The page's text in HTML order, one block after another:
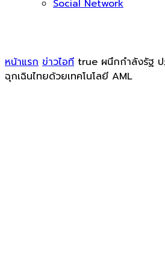
Social Network
หน้าแรก ข่าวไอที true ผนึกกำลังรัฐ ป
ฉุกเฉินไทยด้วยเทคโนโลยี AML